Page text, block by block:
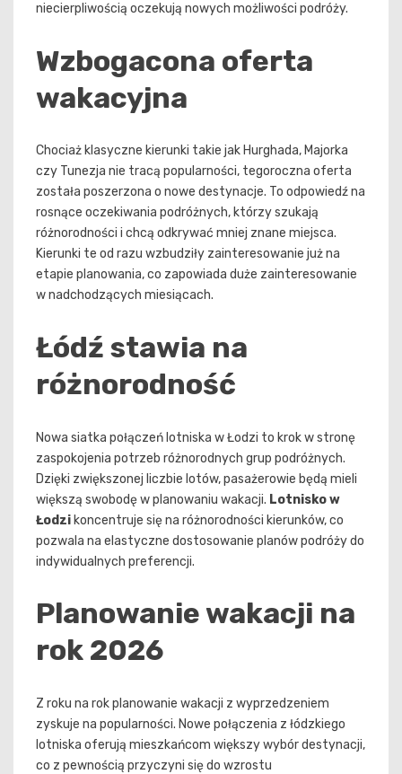
niecierpliwością oczekują nowych możliwości podróży.
Wzbogacona oferta
wakacyjna
Chociaż klasyczne kierunki takie jak Hurghada, Majorka
czy Tunezja nie tracą popularności, tegoroczna oferta
została poszerzona o nowe destynacje. To odpowiedź na
rosnące oczekiwania podróżnych, którzy szukają
różnorodności i chcą odkrywać mniej znane miejsca.
Kierunki te od razu wzbudziły zainteresowanie już na
etapie planowania, co zapowiada duże zainteresowanie
w nadchodzących miesiącach.
Łódź stawia na
różnorodność
Nowa siatka połączeń lotniska w Łodzi to krok w stronę
zaspokojenia potrzeb różnorodnych grup podróżnych.
Dzięki zwiększonej liczbie lotów, pasażerowie będą mieli
większą swobodę w planowaniu wakacji. Lotnisko w
Łodzi koncentruje się na różnorodności kierunków, co
pozwala na elastyczne dostosowanie planów podróży do
indywidualnych preferencji.
Planowanie wakacji na
rok 2026
Z roku na rok planowanie wakacji z wyprzedzeniem
zyskuje na popularności. Nowe połączenia z łódzkiego
lotniska oferują mieszkańcom większy wybór destynacji,
co z pewnością przyczyni się do wzrostu